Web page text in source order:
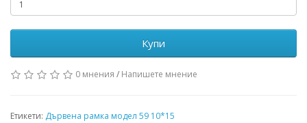
Купи
0 мнения / Напишете мнение
Етикети: Дървена рамка модел 59 10*15